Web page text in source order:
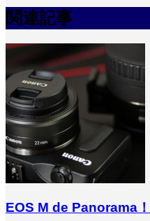
関連記事
EOS M de Panorama